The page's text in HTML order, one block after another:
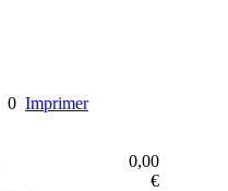
0 Imprimer
0,00
€